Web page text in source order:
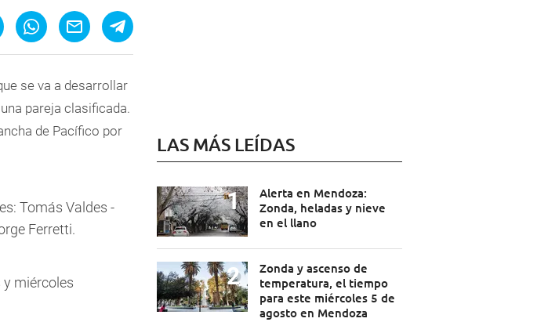
se va a desarrollar
pareja clasificada.
de Pacífico por
Tomás Valdes -
Ferretti.
miércoles
LAS MÁS LEÍDAS
Alerta en Mendoza:
Zonda, heladas y nieve
en el llano
Zonda y ascenso de
temperatura, el tiempo
para este miércoles 5 de
agosto en Mendoza